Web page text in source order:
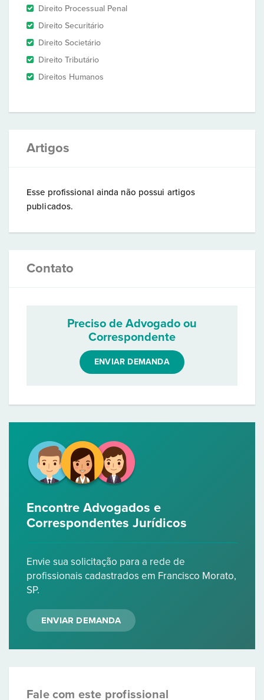
Direito Processual Penal
Direito Securitário
Direito Societário
Direito Tributário
Direitos Humanos
Artigos
Esse profissional ainda não possui artigos
publicados.
Contato
Preciso de Advogado ou
Correspondente
ENVIAR DEMANDA
Encontre Advogados e
Correspondentes Jurídicos
Envie sua solicitação para a rede de
profissionais cadastrados em Francisco Morato,
SP.
ENVIAR DEMANDA
Fale com este profissional